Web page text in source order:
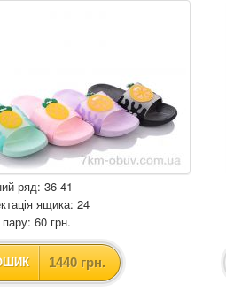
ряд: 36-41
ящика: 24
60 грн.
1440 грн.